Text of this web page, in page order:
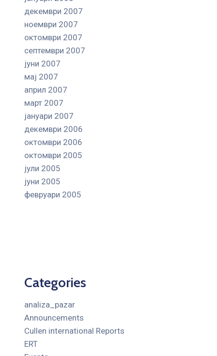
декември 2007
ноември 2007
октомври 2007
септември 2007
јуни 2007
мај 2007
април 2007
март 2007
јануари 2007
декември 2006
октомври 2006
октомври 2005
јули 2005
јуни 2005
февруари 2005
Categories
analiza_pazar
Announcements
Cullen international Reports
ERT